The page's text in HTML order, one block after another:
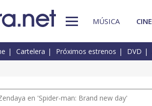
MÚSICA CINE
Cartelera Próximos estrenos DVD
en 'Spider-man: Brand new day'